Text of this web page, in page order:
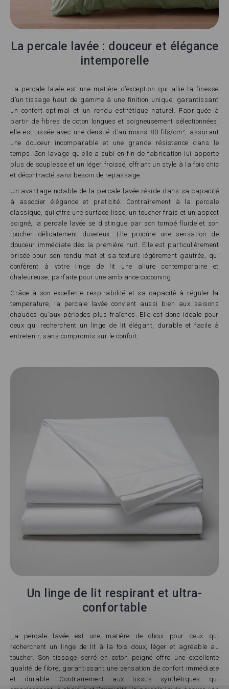
La percale lavée : douceur et élégance
intemporelle
La percale lavée est une matière d’exception qui allie la finesse
d’un tissage haut de gamme à une finition unique, garantissant
un confort optimal et un rendu esthétique naturel. Fabriquée à
partir de fibres de coton longues et soigneusement sélectionnées,
elle est tissée avec une densité d’au moins 80 fils/cm², assurant
une douceur incomparable et une grande résistance dans le
temps. Son lavage qu'elle a subi en fin de fabrication lui apporte
plus de souplesse et un léger froissé, offrant un style à la fois chic
et décontracté sans besoin de repassage.
Un avantage notable de la percale lavée réside dans sa capacité
à associer élégance et praticité. Contrairement à la percale
classique, qui offre une surface lisse, un toucher frais et un aspect
soigné, la percale lavée se distingue par son tombé fluide et son
toucher délicatement duveteux. Elle procure une sensation de
douceur immédiate dès la première nuit. Elle est particulièrement
prisée pour son rendu mat et sa texture légèrement gaufrée, qui
confèrent à votre linge de lit une allure contemporaine et
chaleureuse, parfaite pour une ambiance cocooning.
Grâce à son excellente respirabilité et sa capacité à réguler la
température, la percale lavée convient aussi bien aux saisons
chaudes qu’aux périodes plus fraîches. Elle est donc idéale pour
ceux qui recherchent un linge de lit élégant, durable et facile à
entretenir, sans compromis sur le confort.
Un linge de lit respirant et ultra-
confortable
La percale lavée est une matière de choix pour ceux qui
recherchent un linge de lit à la fois doux, léger et agréable au
toucher. Son tissage serré en coton peigné offre une excellente
qualité de fibre, garantissant une sensation de confort immédiate
et durable. Contrairement aux tissus synthétiques qui